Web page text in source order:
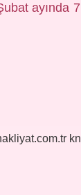
ayında